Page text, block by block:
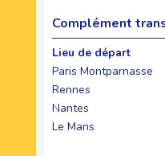
Complément
Lieu de départ
Paris Montparnasse
Rennes
Nantes
Le Mans